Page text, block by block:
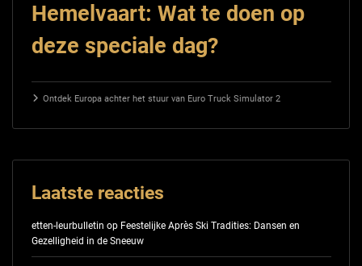
Hemelvaart: Wat te doen op
deze speciale dag?
Ontdek Europa achter het stuur van Euro Truck Simulator 2
Laatste reacties
etten-leurbulletin op Feestelijke Après Ski Tradities: Dansen en
Gezelligheid in de Sneeuw